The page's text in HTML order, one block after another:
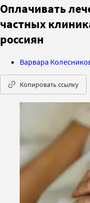
Оплачивать
частных
россиян
Варвара
Копировать ссылку